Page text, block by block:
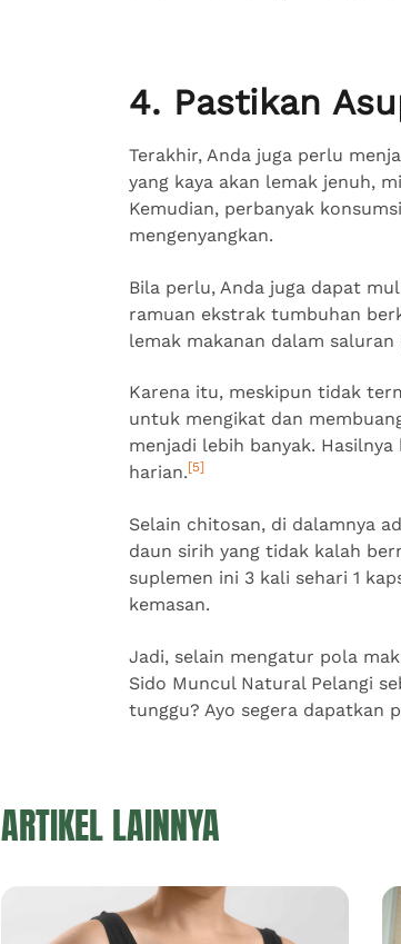
4. Pastikan
Terakhir, Anda juga perlu
yang kaya akan lemak jenuh,
Kemudian, perbanyak
mengenyangkan.
Bila perlu, Anda juga dapat
ramuan ekstrak tumbuhan
lemak makanan dalam
Karena itu, meskipun tidak
untuk mengikat dan
menjadi lebih banyak.
harian.[5]
Selain chitosan, di dalamnya
daun sirih yang tidak kalah
suplemen ini 3 kali sehari 1
kemasan.
Jadi, selain mengatur pola
Sido Muncul Natural Pelangi
tunggu? Ayo segera dapatkan
ARTIKEL LAINNYA